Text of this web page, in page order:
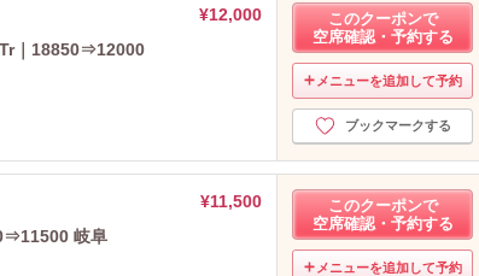
2022年9月分（25）
2022年8月分（22）
2022年7月分 （16）
2022年6月分（5）
2022年5月分 （4）
2022年2月分（31）
2022年1月分（13）
2021年12月分（16）
¥12,000
｜18850⇒12000
このクーポンで
空席確認・予約する
メニューを追加して予約
ブックマークする
¥11,500
岐阜
このクーポンで
空席確認・予約する
メニューを追加して予約